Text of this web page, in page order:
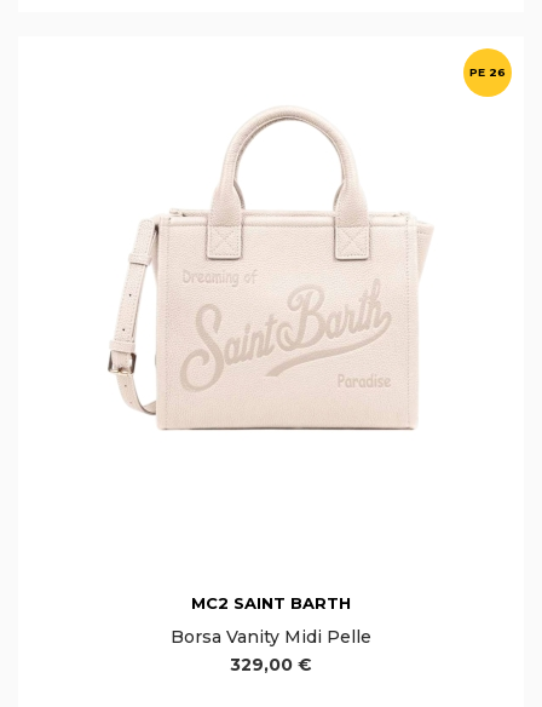
PE 26
MC2 SAINT BARTH
Borsa Vanity Midi Pelle
329,00 €